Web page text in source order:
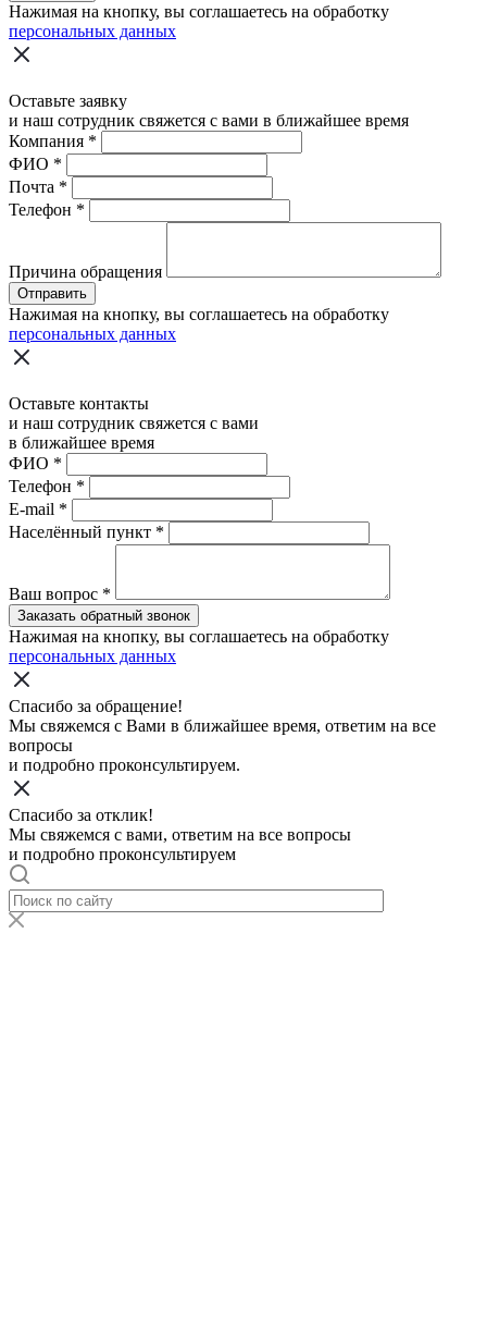
Нажимая на кнопку, вы соглашаетесь на обработку
персональных данных
Оставьте заявку
и наш сотрудник свяжется с вами в ближайшее время
Компания *
ФИО *
Почта *
Телефон *
Причина обращения
Отправить
Нажимая на кнопку, вы соглашаетесь на обработку
персональных данных
Оставьте контакты
и наш сотрудник свяжется с вами
в ближайшее время
ФИО *
Телефон *
E-mail *
Населённый пункт *
Ваш вопрос *
Заказать обратный звонок
Нажимая на кнопку, вы соглашаетесь на обработку
персональных данных
Спасибо за обращение!
Мы свяжемся с Вами в ближайшее время, ответим на все
вопросы
и подробно проконсультируем.
Спасибо за отклик!
Мы свяжемся с вами, ответим на все вопросы
и подробно проконсультируем